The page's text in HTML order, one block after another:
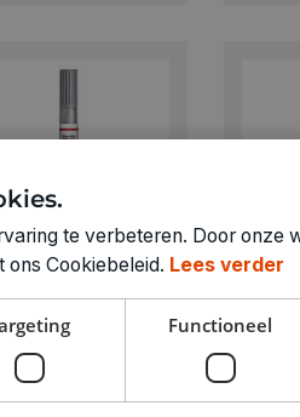
dik
EDDING
te verbeteren. Door onze
ons Cookiebeleid. Lees verder
Functioneel